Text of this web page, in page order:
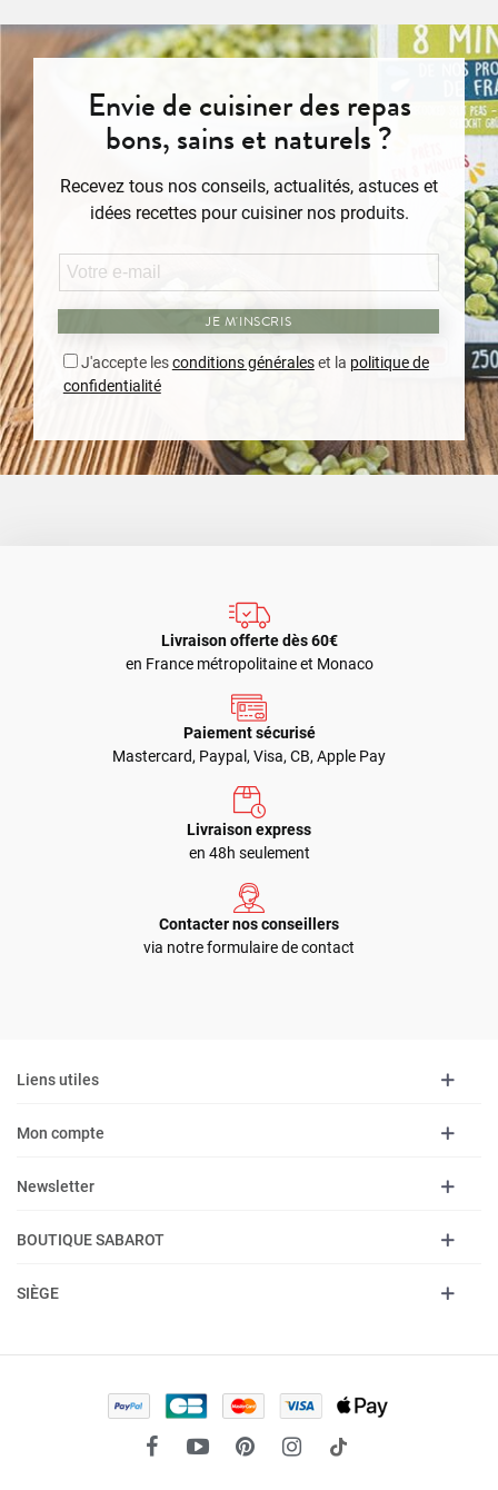
Envie de cuisiner des repas
bons, sains et naturels ?
Recevez tous nos conseils, actualités, astuces et
idées recettes pour cuisiner nos produits.
J'accepte lesconditions généraleset la politique de
confidentialité
JE M'INSCRIS
Livraison offerte dès 60€
en France métropolitaine et Monaco
Paiement sécurisé
Mastercard, Paypal, Visa, CB, Apple Pay
Livraison express
en 48h seulement
Contacter nos conseillers
via notre formulaire de contact
Liens utiles
Mon compte
Newsletter
BOUTIQUE SABAROT
SIÈGE